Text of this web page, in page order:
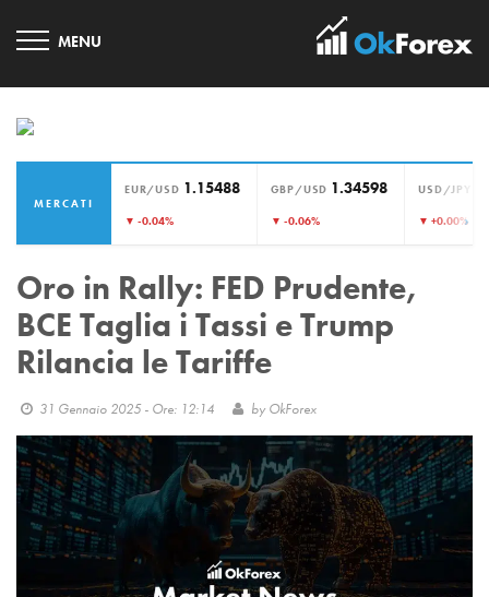
MERCATI
EUR/USD 1.15488
▼ -0.04%
GBP/USD 1.34598
▼ -0.06%
USD/JPY
▼ +0.00%›
Oro in Rally: FED Prudente,
BCE Taglia i Tassi e Trump
Rilancia le Tariffe
31 Gennaio 2025 - Ore: 12:14 by OkForex